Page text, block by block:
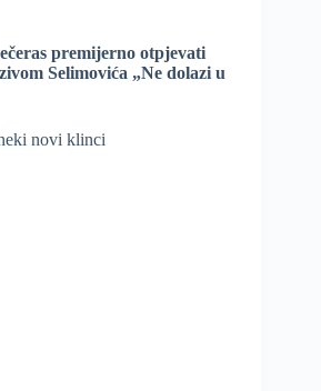
premijerno otpjevati
Selimovića „Ne dolazi u